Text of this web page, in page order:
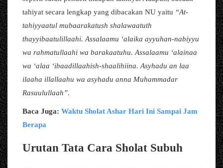
tahiyat secara lengkap yang dibacakan NU yaitu “At-
tahiyyaatul mubaarakatush shalawaatuth
thayyibaatulillaahi. Assalaamu ‘alaika ayyuhan-nabiyyu
wa rahmatullaahi wa barakaatuhu. Assalaamu ‘alainaa
wa ‘alaa ‘ibaadillaahish-shaalihiina. Asyhadu an laa
ilaaha illallaahu wa asyhadu anna Muhammadar
Rasuulullaah”.
Baca Juga: Waktu Sholat Ashar Hari Ini Sampai Jam
Berapa
Urutan Tata Cara Sholat Subuh